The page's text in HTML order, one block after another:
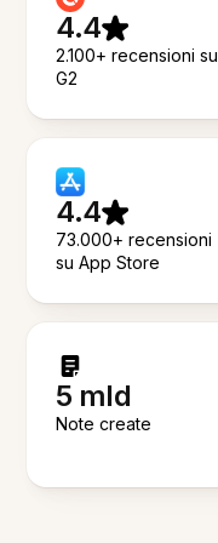
4.4
2.100+ recensioni su
G2
4.4
73.000+ recensioni
su App Store
5 mld
Note create